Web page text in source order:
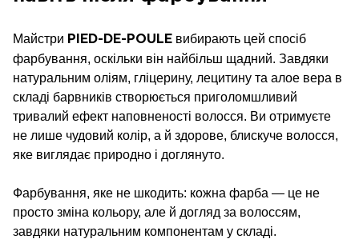
Майстри PIED-DE-POULE вибирають цей спосіб
фарбування, оскільки він найбільш щадний. Завдяки
натуральним оліям, гліцерину, лецитину та алое вера в
складі барвників створюється приголомшливий
тривалий ефект наповненості волосся. Ви отримуєте
не лише чудовий колір, а й здорове, блискуче волосся,
яке виглядає природно і доглянуто.
Фарбування, яке не шкодить: кожна фарба — це не
просто зміна кольору, але й догляд за волоссям,
завдяки натуральним компонентам у складі.